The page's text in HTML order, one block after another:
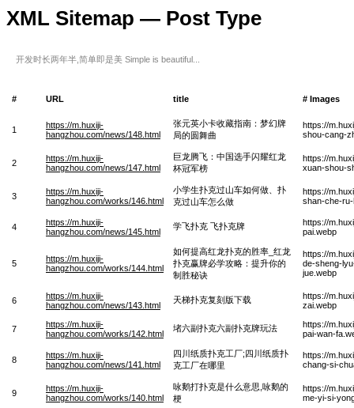
XML Sitemap — Post Type
开发时长两年半,简单即是美 Simple is beautiful...
# URL title # Images
1
https://m.huxiji-
hangzhou.com/news/148.html
张元英小卡收藏指南：梦幻牌
局的圆舞曲
https://
shou-cang-
2
https://m.huxiji-
hangzhou.com/news/147.html
巨龙腾飞：中国选手闪耀红龙
杯冠军榜
https://
xuan-shou-
3
https://m.huxiji-
hangzhou.com/works/146.html
小学生扑克过山车如何做、扑
克过山车怎么做
https://
shan-che-
4
https://m.huxiji-
hangzhou.com/news/145.html
学飞扑克 飞扑克牌
https://
pai.webp
5
https://m.huxiji-
hangzhou.com/works/144.html
如何提高红龙扑克的胜率_红龙
扑克赢牌必学攻略：提升你的
制胜秘诀
https://
de-sheng-
jue.webp
6
https://m.huxiji-
hangzhou.com/news/143.html
天梯扑克复刻版下载
https://
zai.webp
7
https://m.huxiji-
hangzhou.com/works/142.html
堵六副扑克六副扑克牌玩法
https://
pai-wan-
8
https://m.huxiji-
hangzhou.com/news/141.html
四川纸质扑克工厂;四川纸质扑
克工厂在哪里
https://
chang-si-
9
https://m.huxiji-
hangzhou.com/works/140.html
咏鹅打扑克是什么意思,咏鹅的
梗
https://
me-yi-si-